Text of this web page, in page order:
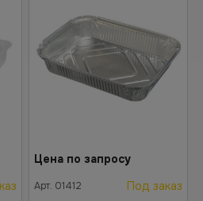
Цена по запросу
Арт. 01412
Под заказ